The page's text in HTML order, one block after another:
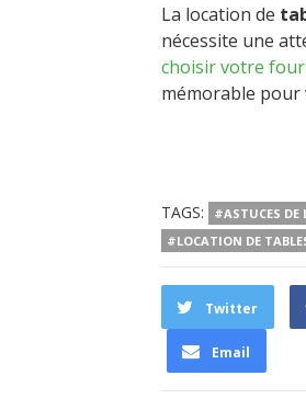
La location de
nécessite une
choisir votre
mémorable pour
TAGS: #ASTUCES DE
#LOCATION DE
Twitter
Email